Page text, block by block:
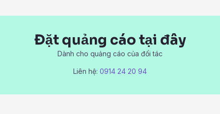
Đặt quảng cáo tại đây
Dành cho quảng cáo của đối tác
Liên hệ: 0914 24 20 94